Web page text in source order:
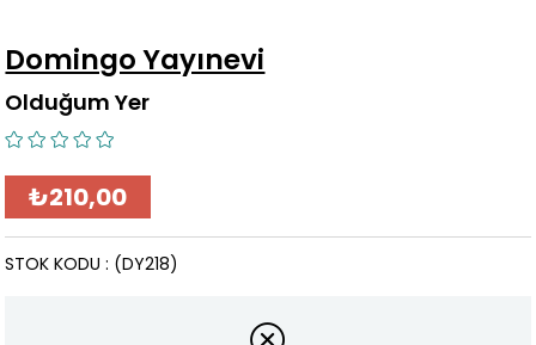
Domingo Yayınevi
Olduğum Yer
₺210,00
(DY218)
STOK KODU